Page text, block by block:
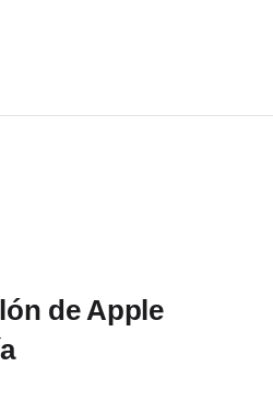
de Apple